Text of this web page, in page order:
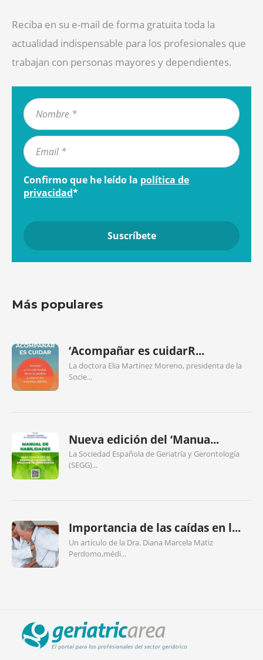
Reciba en su e-mail de forma gratuita toda la
actualidad indispensable para los profesionales que
trabajan con personas mayores y dependientes.
Confirmo que he leído la política de
privacidad*
Más populares
‘Acompañar es cuidarR...
La doctora Elia Martínez Moreno, presidenta de la
Socie...
Nueva edición del ‘Manua...
La Sociedad Española de Geriatría y Gerontología
(SEGG)...
Importancia de las caídas en l...
Un artículo de la Dra. Diana Marcela Matiz
Perdomo,médi...